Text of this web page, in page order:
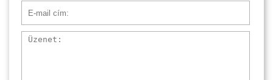
Üzenet